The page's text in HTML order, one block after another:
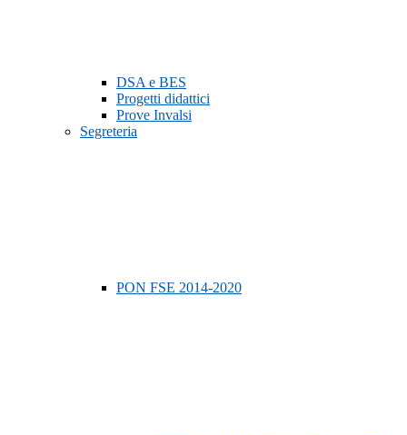
DSA e BES
Progetti didattici
Prove Invalsi
Segreteria
PON FSE 2014-2020